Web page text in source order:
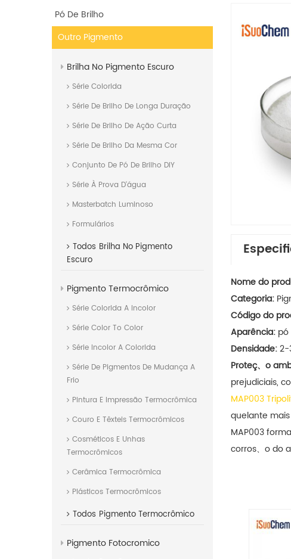
Nome do
Categoria:
Código do
Aparência:
Densidade:
Proteç、o
prejudiciais,
MAP003
quelante
MAP003
corros、o do
Pó De Brilho
Outro Pigmento
Brilha No Pigmento Escuro
Série Colorida
Série De Brilho De Longa Duração
Série De Brilho De Ação Curta
Série De Brilho Da Mesma Cor
Conjunto De Pó De Brilho DIY
Série À Prova D'água
Masterbatch Luminoso
Formulários
Todos Brilha No Pigmento
Escuro
Pigmento Termocrômico
Série Colorida A Incolor
Série Color To Color
Série Incolor A Colorida
Série De Pigmentos De Mudança A
Frio
Pintura E Impressão Termocrômica
Couro E Têxteis Termocrômicos
Cosméticos E Unhas
Termocrômicos
Cerâmica Termocrômica
Plásticos Termocrômicos
Todos Pigmento Termocrômico
Pigmento Fotocromico